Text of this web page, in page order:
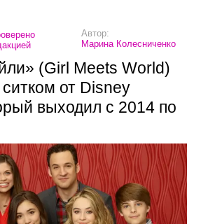
Автор:
Марина Колесниченко
(Girl Meets World)
от Disney
выходил с 2014 по